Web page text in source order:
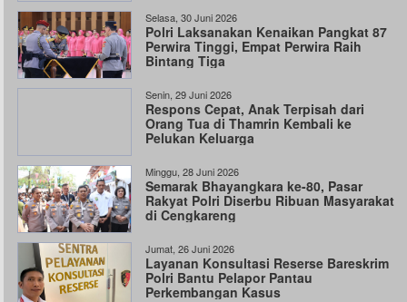
Selasa, 30 Juni 2026
Polri Laksanakan Kenaikan Pangkat 87
Perwira Tinggi, Empat Perwira Raih
Bintang Tiga
Senin, 29 Juni 2026
Respons Cepat, Anak Terpisah dari
Orang Tua di Thamrin Kembali ke
Pelukan Keluarga
Minggu, 28 Juni 2026
Semarak Bhayangkara ke-80, Pasar
Rakyat Polri Diserbu Ribuan Masyarakat
di Cengkareng
Jumat, 26 Juni 2026
Layanan Konsultasi Reserse Bareskrim
Polri Bantu Pelapor Pantau
Perkembangan Kasus